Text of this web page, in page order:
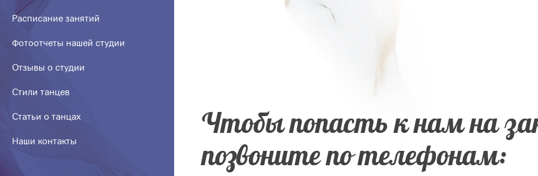
Расписание занятий
Фотоотчеты нашей студии
Отзывы о студии
Стили танцев
Статьи о танцах
Наши контакты
Чтобы попасть к нам на
позвоните по телефонам: